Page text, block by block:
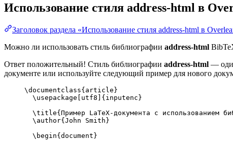
Использование стиля address-html в
Заголовок раздела «Использование стиля address-html в
Можно ли использовать стиль библиографии address-html
Ответ положительный! Стиль библиографии address-html —
документе или используйте следующий пример для нового
\documentclass{ article }
\usepackage
utf8 ]{ inputenc }
\title{Пример LaTeX-документа с использованием
\author{John Smith}
\begin{ document }